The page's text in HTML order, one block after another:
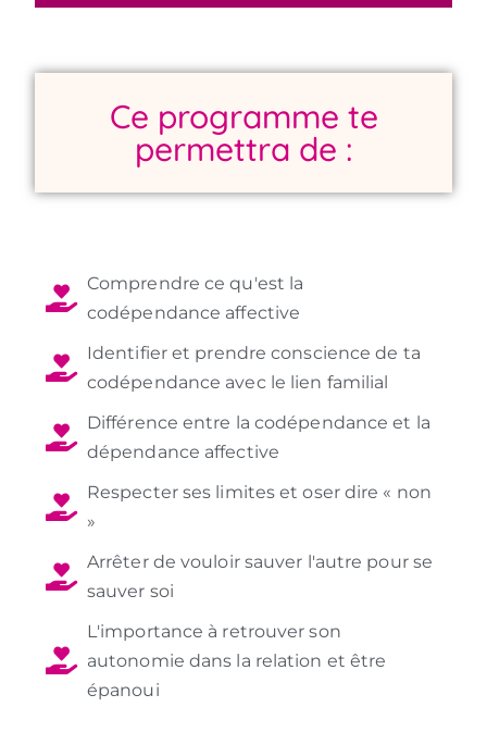
Ce programme te
permettra de :
Comprendre ce qu'est la
codépendance affective
Identifier et prendre conscience de ta
codépendance avec le lien familial
Différence entre la codépendance et la
dépendance affective
Respecter ses limites et oser dire « non
»
Arrêter de vouloir sauver l'autre pour se
sauver soi
L'importance à retrouver son
autonomie dans la relation et être
épanoui